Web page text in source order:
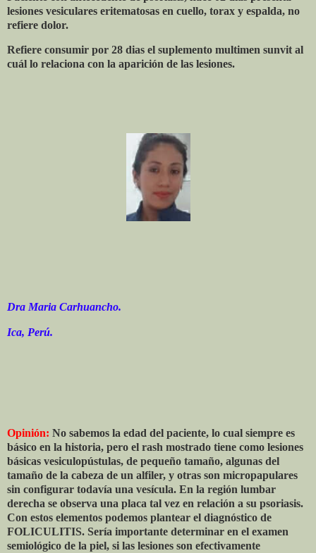
lesiones vesiculares eritematosas en cuello, torax y espalda, no
refiere dolor.
Refiere consumir por 28 dias el suplemento multimen sunvit al
cuál lo relaciona con la aparición de las lesiones.
Dra Maria Carhuancho.
Ica, Perú.
Opinión: No sabemos la edad del paciente, lo cual siempre es
básico en la historia, pero el rash mostrado tiene como lesiones
básicas vesiculopústulas, de pequeño tamaño, algunas del
tamaño de la cabeza de un alfiler, y otras son micropapulares
sin configurar todavía una vesícula. En la región lumbar
derecha se observa una placa tal vez en relación a su psoriasis.
Con estos elementos podemos plantear el diagnóstico de
FOLICULITIS. Sería importante determinar en el examen
semiológico de la piel, si las lesiones son efectivamente